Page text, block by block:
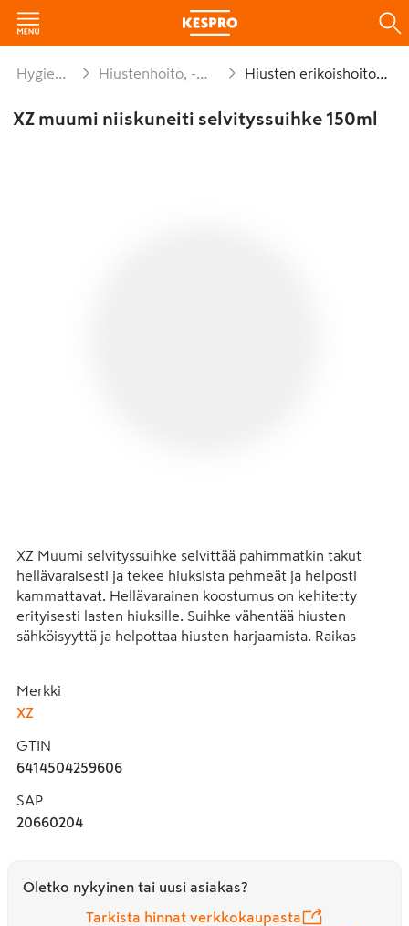
Hygienia ja siivous Hiustenhoito, -muotoilu ja -välineet Hiusten erikoishoitoaineet
XZ muumi niiskuneiti selvityssuihke 150ml
XZ Muumi selvityssuihke selvittää pahimmatkin takut
hellävaraisesti ja tekee hiuksista pehmeät ja helposti
kammattavat. Hellävarainen koostumus on kehitetty
erityisesti lasten hiuksille. Suihke vähentää hiusten
sähköisyyttä ja helpottaa hiusten harjaamista. Raikas
Selvityssuihke sopii kaikille takkutukille ja erityisesti
• Selvittää takut hellävaraisesti.
• Vähentää hiusten sähköisyyttä.
• Tekee hiuksista pehmeät ja helposti kammattavat.
Käyttöohjeet:
Merkki
XZ
GTIN
6414504259606
SAP
20660204
Oletko nykyinen tai uusi asiakas?
Tarkista hinnat verkkokaupasta